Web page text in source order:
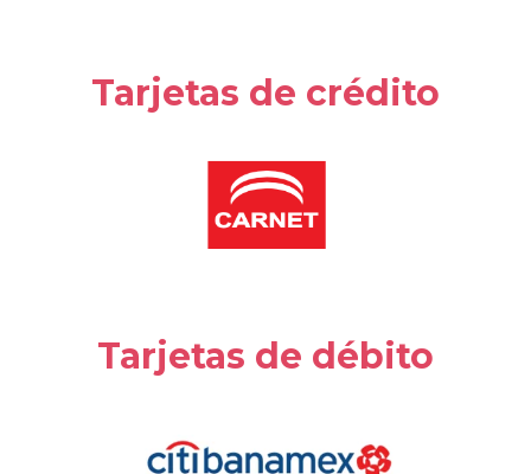
Tarjetas de crédito
Tarjetas de débito